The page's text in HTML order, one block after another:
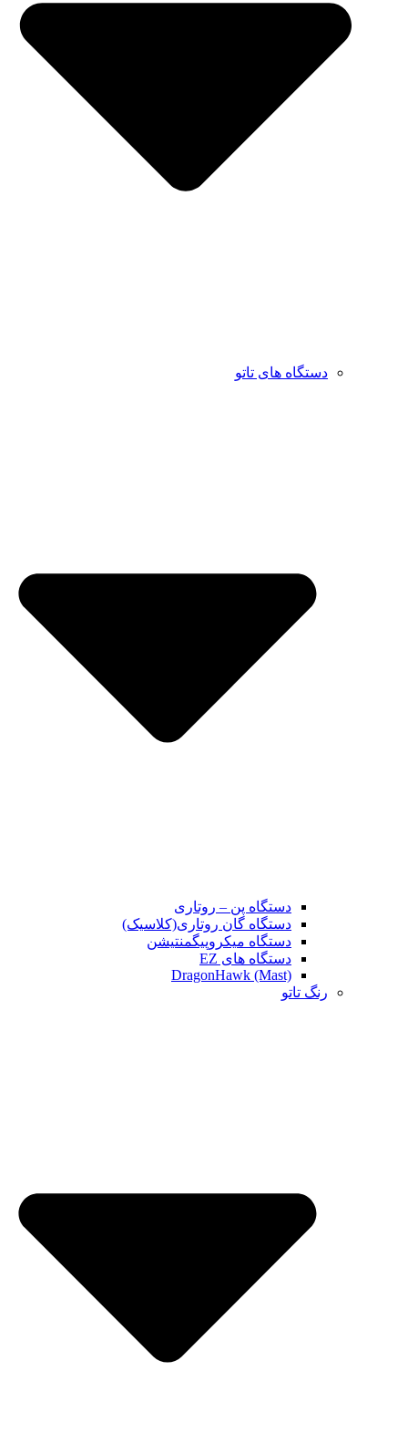
دستگاه های تاتو
دستگاه پن – روتاری
دستگاه گان روتاری(کلاسیک)
دستگاه میکروپیگمنتیشن
دستگاه های EZ
DragonHawk (Mast)
رنگ تاتو